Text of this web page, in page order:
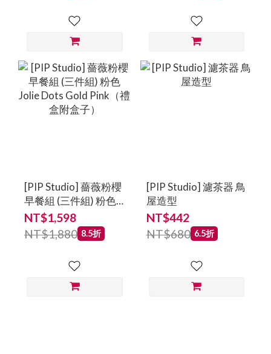
[PIP Studio] 薔薇粉櫻
早餐組 (三件組) 粉色
Jolie Dots Gold
Pink（禮盒附盒子）
NT$1,598
NT$1,880 8.5折
[PIP Studio] 濾茶器 鳥
屋造型
NT$442
NT$680 6.5折